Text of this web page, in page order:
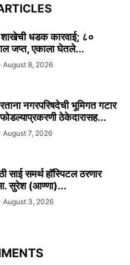
शाखेची धडक कारवाई; ८०
जप्त, एकाला घेतले...
August 8, 2026
नगरपरिषदेची भूमिगत गटार
ठेकेदारासह...
August 7, 2026
साई समर्थ हॉस्पिटल ठरणार
सुरेश (आण्णा)...
August 3, 2026